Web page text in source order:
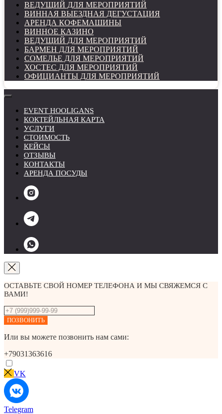
ВЕДУЩИЙ ДЛЯ МЕРОПРИЯТИЙ
ВИННАЯ ВЫЕЗДНАЯ ДЕГУСТАЦИЯ
АРЕНДА КОФЕМАШИНЫ
ВИННОЕ КАЗИНО
ВЕДУЩИЙ ДЛЯ МЕРОПРИЯТИЙ
БАРМЕН ДЛЯ МЕРОПРИЯТИЙ
СОМЕЛЬЕ ДЛЯ МЕРОПРИЯТИЙ
ХОСТЕС ДЛЯ МЕРОПРИЯТИЙ
ОФИЦИАНТЫ ДЛЯ МЕРОПРИЯТИЙ
EVENT HOOLIGANS
КОКТЕЙЛЬНАЯ КАРТА
УСЛУГИ
СТОИМОСТЬ
КЕЙСЫ
ОТЗЫВЫ
КОНТАКТЫ
АРЕНДА ПОСУДЫ
ОСТАВЬТЕ СВОЙ НОМЕР ТЕЛЕФОНА И МЫ СВЯЖЕМСЯ С
ВАМИ!
ПОЗВОНИТЬ
Или вы можете позвонить нам сами:
+79031363616
VK
Telegram